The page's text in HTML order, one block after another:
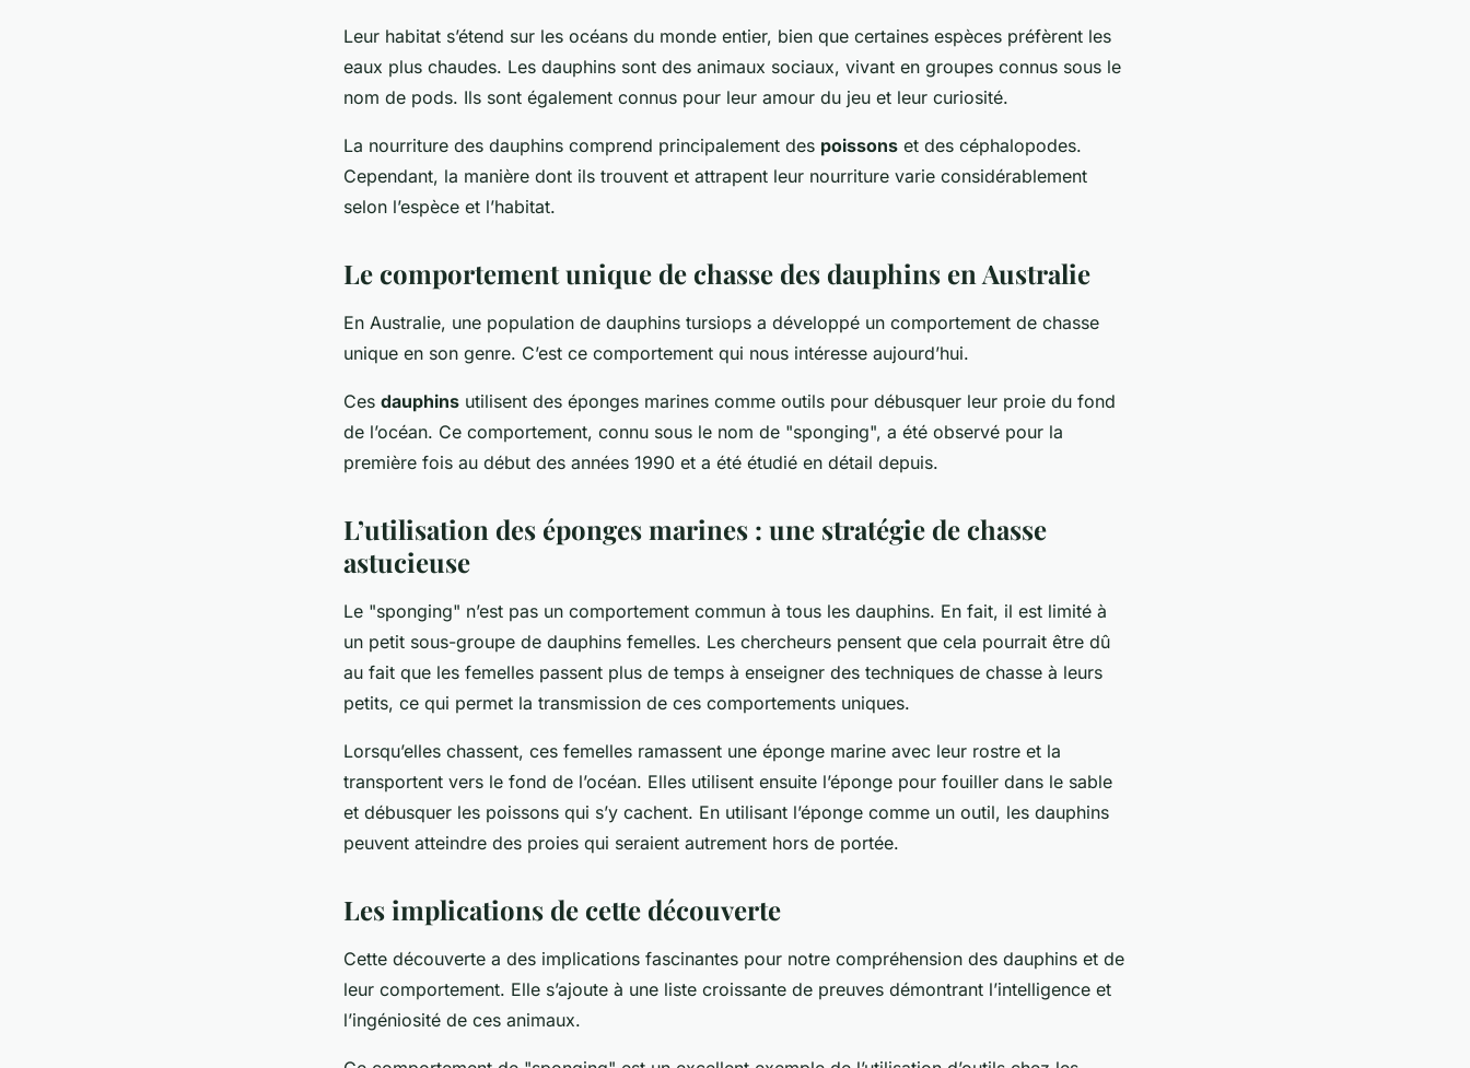
Leur habitat s’étend sur les océans du monde entier, bien que certaines espèces préfèrent les
eaux plus chaudes. Les dauphins sont des animaux sociaux, vivant en groupes connus sous le
nom de pods. Ils sont également connus pour leur amour du jeu et leur curiosité.
La nourriture des dauphins comprend principalement des poissons et des céphalopodes.
Cependant, la manière dont ils trouvent et attrapent leur nourriture varie considérablement
selon l’espèce et l’habitat.
Le comportement unique de chasse des dauphins en Australie
En Australie, une population de dauphins tursiops a développé un comportement de chasse
unique en son genre. C’est ce comportement qui nous intéresse aujourd’hui.
Ces dauphins utilisent des éponges marines comme outils pour débusquer leur proie du fond
de l’océan. Ce comportement, connu sous le nom de "sponging", a été observé pour la
première fois au début des années 1990 et a été étudié en détail depuis.
L’utilisation des éponges marines : une stratégie de chasse
astucieuse
Le "sponging" n’est pas un comportement commun à tous les dauphins. En fait, il est limité à
un petit sous-groupe de dauphins femelles. Les chercheurs pensent que cela pourrait être dû
au fait que les femelles passent plus de temps à enseigner des techniques de chasse à leurs
petits, ce qui permet la transmission de ces comportements uniques.
Lorsqu’elles chassent, ces femelles ramassent une éponge marine avec leur rostre et la
transportent vers le fond de l’océan. Elles utilisent ensuite l’éponge pour fouiller dans le sable
et débusquer les poissons qui s’y cachent. En utilisant l’éponge comme un outil, les dauphins
peuvent atteindre des proies qui seraient autrement hors de portée.
Les implications de cette découverte
Cette découverte a des implications fascinantes pour notre compréhension des dauphins et de
leur comportement. Elle s’ajoute à une liste croissante de preuves démontrant l’intelligence et
l’ingéniosité de ces animaux.